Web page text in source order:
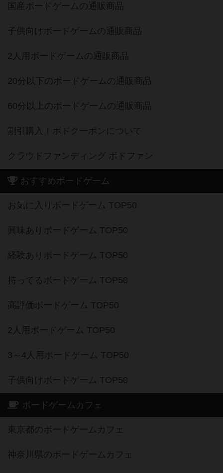
国産ボードゲームの通販商品
子供向けボードゲームの通販商品
2人用ボードゲームの通販商品
20分以下のボードゲームの通販商品
60分以上のボードゲームの通販商品
割引購入！ボドクーポンについて
クラウドファンディング ボドファン
おすすめボードゲーム
お気に入りボードゲーム TOP50
興味ありボードゲーム TOP50
経験ありボードゲーム TOP50
持ってるボードゲーム TOP50
高評価ボードゲーム TOP50
2人用ボードゲーム TOP50
3～4人用ボードゲーム TOP50
子供向けボードゲーム TOP50
ボードゲームカフェ
東京都のボードゲームカフェ
神奈川県のボードゲームカフェ